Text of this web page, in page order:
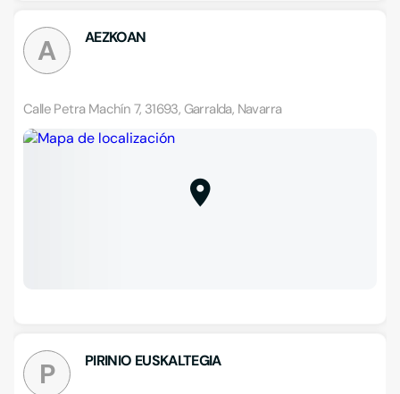
A AEZKOAN
Calle Petra Machín 7, 31693, Garralda, Navarra
P PIRINIO EUSKALTEGIA